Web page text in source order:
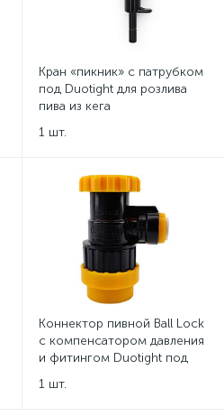
Кран «пикник» с патрубком
под Duotight для розлива
пива из кега
1 шт.
Коннектор пивной Ball Lock
с компенсатором давления
и фитингом Duotight под
1 шт.